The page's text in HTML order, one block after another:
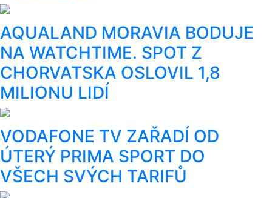
AQUALAND MORAVIA BODUJE
NA WATCHTIME. SPOT Z
CHORVATSKA OSLOVIL 1,8
MILIONU LIDÍ
VODAFONE TV ZAŘADÍ OD
ÚTERÝ PRIMA SPORT DO
VŠECH SVÝCH TARIFŮ